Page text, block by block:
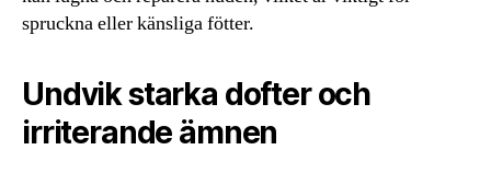
spruckna eller känsliga fötter.
Undvik starka dofter och
irriterande ämnen